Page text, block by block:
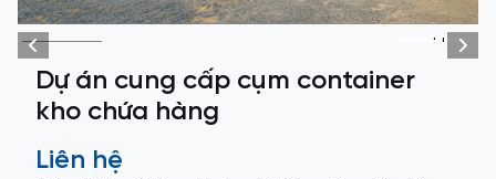
+1
Dự án cung cấp cụm container
kho chứa hàng
Liên hệ